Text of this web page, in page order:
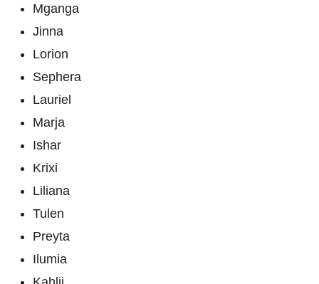
Mganga
Jinna
Lorion
Sephera
Lauriel
Marja
Ishar
Krixi
Liliana
Tulen
Preyta
Ilumia